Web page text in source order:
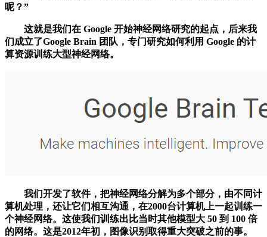
呢？”
这就是我们在 Google 开始神经网络研究的起点，后来我
们成立了Google Brain 团队，专门研究如何利用 Google 的计
算资源训练大型神经网络。
我们开发了软件，把神经网络分解为多个部分，由不同计
算机处理，还让它们相互沟通，在2000台计算机上一起训练一
个神经网络。这使我们训练出比当时其他模型大 50 到 100 倍
的网络。这是2012年初，图像识别取得重大突破之前的事。